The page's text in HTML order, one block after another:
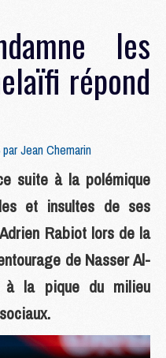
les
répond
parJean Chemarin
suite à la polémique
et insultes de ses
Rabiot lors de la
de Nasser Al-
à la pique du milieu